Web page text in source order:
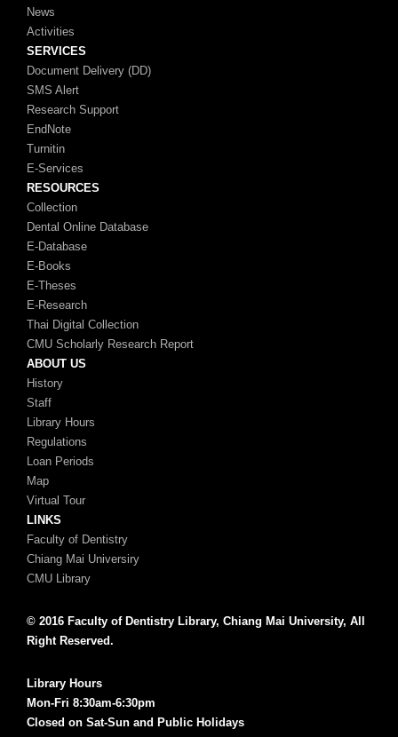
News
Activities
SERVICES
Document Delivery (DD)
SMS Alert
Research Support
EndNote
Turnitin
E-Services
RESOURCES
Collection
Dental Online Database
E-Database
E-Books
E-Theses
E-Research
Thai Digital Collection
CMU Scholarly Research Report
ABOUT US
History
Staff
Library Hours
Regulations
Loan Periods
Map
Virtual Tour
LINKS
Faculty of Dentistry
Chiang Mai Universiry
CMU Library
© 2016 Faculty of Dentistry Library, Chiang Mai University, All
Right Reserved.
Library Hours
Mon-Fri 8:30am-6:30pm
Closed on Sat-Sun and Public Holidays